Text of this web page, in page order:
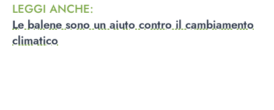
LEGGI ANCHE:
Le balene sono un aiuto contro il cambiamento
climatico